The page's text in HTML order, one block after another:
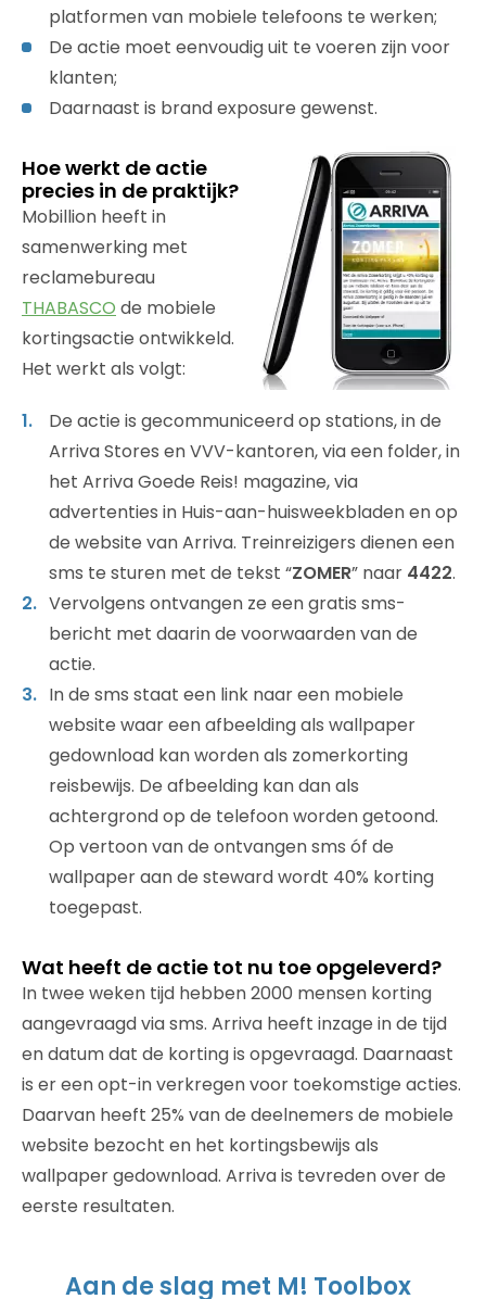
platformen van mobiele telefoons te werken;
De actie moet eenvoudig uit te voeren zijn voor
klanten;
Daarnaast is brand exposure gewenst.
Hoe werkt de actie
precies in de praktijk?
Mobillion heeft in
samenwerking met
reclamebureau
THABASCO de mobiele
kortingsactie ontwikkeld.
Het werkt als volgt:
De actie is gecommuniceerd op stations, in de
Arriva Stores en VVV-kantoren, via een folder, in
het Arriva Goede Reis! magazine, via
advertenties in Huis-aan-huisweekbladen en op
de website van Arriva. Treinreizigers dienen een
sms te sturen met de tekst “ZOMER” naar 4422.
Vervolgens ontvangen ze een gratis sms-
bericht met daarin de voorwaarden van de
actie.
In de sms staat een link naar een mobiele
website waar een afbeelding als wallpaper
gedownload kan worden als zomerkorting
reisbewijs. De afbeelding kan dan als
achtergrond op de telefoon worden getoond.
Op vertoon van de ontvangen sms óf de
wallpaper aan de steward wordt 40% korting
toegepast.
Wat heeft de actie tot nu toe opgeleverd?
In twee weken tijd hebben 2000 mensen korting
aangevraagd via sms. Arriva heeft inzage in de tijd
en datum dat de korting is opgevraagd. Daarnaast
is er een opt-in verkregen voor toekomstige acties.
Daarvan heeft 25% van de deelnemers de mobiele
website bezocht en het kortingsbewijs als
wallpaper gedownload. Arriva is tevreden over de
eerste resultaten.
Aan de slag met M! Toolbox